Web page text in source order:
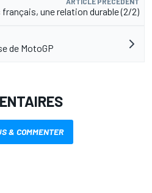
une relation durable (2/2)
de MotoGP
& COMMENTER